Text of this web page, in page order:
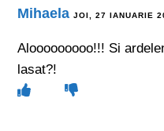
Mihaela JOI, 27 IANUARIE
Alooooooooo!!! Si
lasat?!